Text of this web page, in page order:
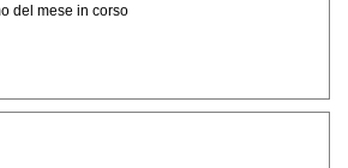
del mese in corso